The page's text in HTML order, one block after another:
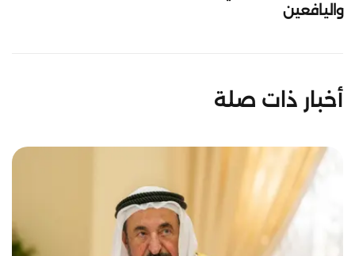
واليافعين
أخبار ذات صلة